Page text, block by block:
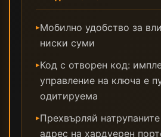
▸Мобилно удобство за
ниски суми
▸Код с отворен код:
управление на ключа е
одитируема
▸Прехвърляй
адрес на хардуерен